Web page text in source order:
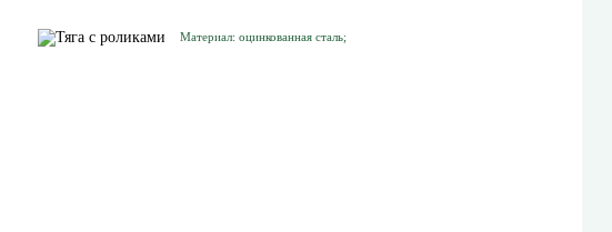
Материал: оцинкованная сталь;